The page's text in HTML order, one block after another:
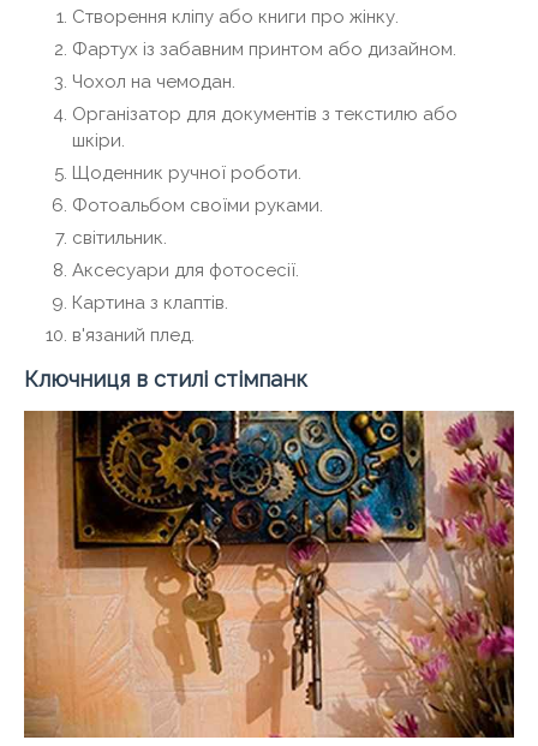
Створення кліпу або книги про жінку.
Фартух із забавним принтом або дизайном.
Чохол на чемодан.
Організатор для документів з текстилю або
шкіри.
Щоденник ручної роботи.
Фотоальбом своїми руками.
світильник.
Аксесуари для фотосесії.
Картина з клаптів.
в'язаний плед.
Ключниця в стилі стімпанк